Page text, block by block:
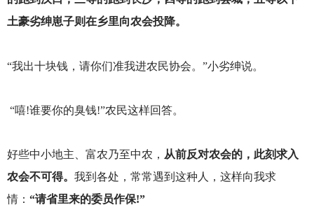
土豪劣绅崽子则在乡里向农会投降。
“我出十块钱，请你们准我进农民协会。”小劣绅说。
“嘻!谁要你的臭钱!”农民这样回答。
好些中小地主、富农乃至中农， 从前反对农会的，此刻求入
农会不可得。 我到各处，常常遇到这种人，这样向我求
情： “请省里来的委员作保!”